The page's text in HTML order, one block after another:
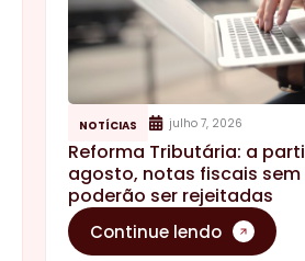
NOTÍCIAS julho 7, 2026
Reforma Tributária: a
agosto, notas fiscais sem
poderão ser rejeitadas
Continue lendo